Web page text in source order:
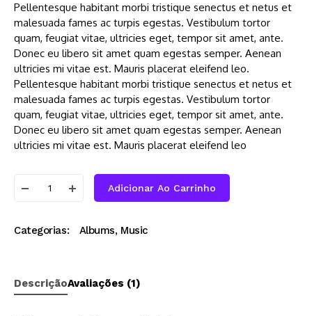
Pellentesque habitant morbi tristique senectus et netus et
malesuada fames ac turpis egestas. Vestibulum tortor
quam, feugiat vitae, ultricies eget, tempor sit amet, ante.
Donec eu libero sit amet quam egestas semper. Aenean
ultricies mi vitae est. Mauris placerat eleifend leo.
Pellentesque habitant morbi tristique senectus et netus et
malesuada fames ac turpis egestas. Vestibulum tortor
quam, feugiat vitae, ultricies eget, tempor sit amet, ante.
Donec eu libero sit amet quam egestas semper. Aenean
ultricies mi vitae est. Mauris placerat eleifend leo
Adicionar Ao Carrinho
Categorias: Albums, Music
DescriçãoAvaliações (1)